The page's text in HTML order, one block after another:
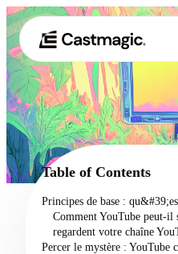
01 Produit
02 Cas
Tarification
À propos
Table of Contents
Principes de base :
Comment YouTube peut-il
regardent votre chaîne
Percer le mystère : YouTube